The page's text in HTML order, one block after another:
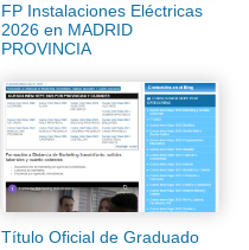
FP Instalaciones Eléctricas
2026 en MADRID
PROVINCIA
Título Oficial de Graduado